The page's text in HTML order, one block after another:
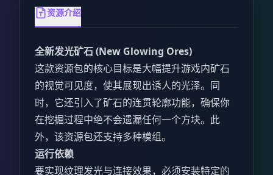
资源介绍
全新发光矿石 (New Glowing Ores)
这款资源包的核心目标是大幅提升游戏内矿石
的视觉可见度，使其展现出诱人的光泽。同
时，它还引入了矿石的连贯轮廓功能，确保你
在挖掘过程中绝不会遗漏任何一个方块。此
外，该资源包还支持多种模组。
运行依赖
要实现纹理发光与连接效果，必须安装特定的